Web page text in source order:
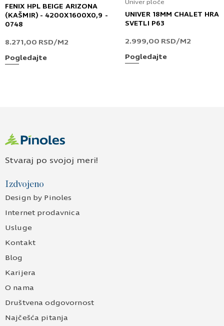
FENIX HPL BEIGE ARIZONA
(KAŠMIR) - 4200X1600X0,9 -
0748
8.271,00 RSD/M2
Pogledajte
Univer ploče
UNIVER 18MM CHALET
SVETLI P63
2.999,00 RSD/M2
Pogledajte
Stvaraj po svojoj meri!
Izdvojeno
Design by Pinoles
Internet prodavnica
Usluge
Kontakt
Blog
Karijera
O nama
Društvena odgovornost
Najčešća pitanja